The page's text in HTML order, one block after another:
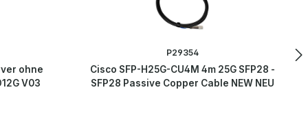
ohne
V03
P29354
Cisco SFP-H25G-CU4M 4m 25G SFP28 -
SFP28 Passive Copper Cable NEW NEU